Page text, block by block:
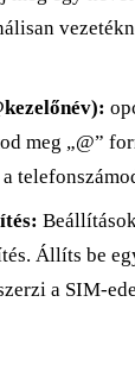
meg „@”
Állíts be
a SIM-